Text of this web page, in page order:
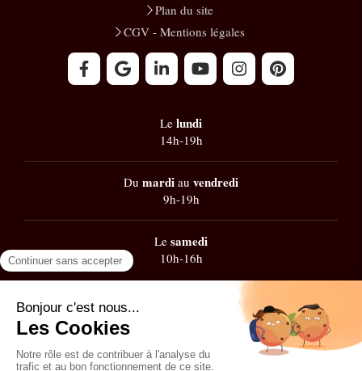
Plan du site
CGV - Mentions légales
Le lundi
14h-19h
Du mardi au vendredi
9h-19h
Le samedi
10h-16h
Google
101 avis